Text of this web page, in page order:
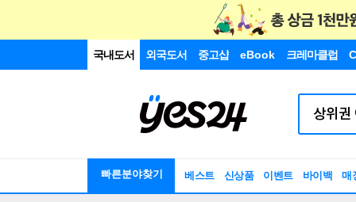
국내도서 외국도서 중고샵 eBook 크레마클럽
빠른분야찾기 베스트 신상품 이벤트 바이백 매